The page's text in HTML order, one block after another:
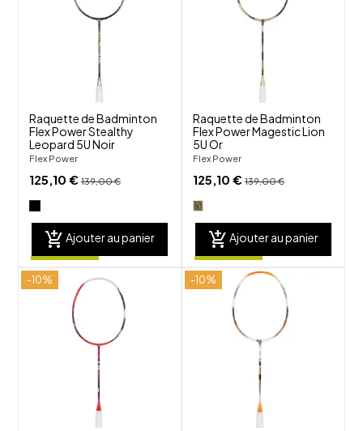
Raquette de Badminton
Flex Power Stealthy
Leopard 5U Noir
Flex Power
125,10 €139,00 €
add_shopping_cart Ajouter au panier
Raquette de Badminton
Flex Power Magestic Lion
5U Or
Flex Power
125,10 € 139,00 €
add_shopping_cart Ajouter au panier
-10% -10%